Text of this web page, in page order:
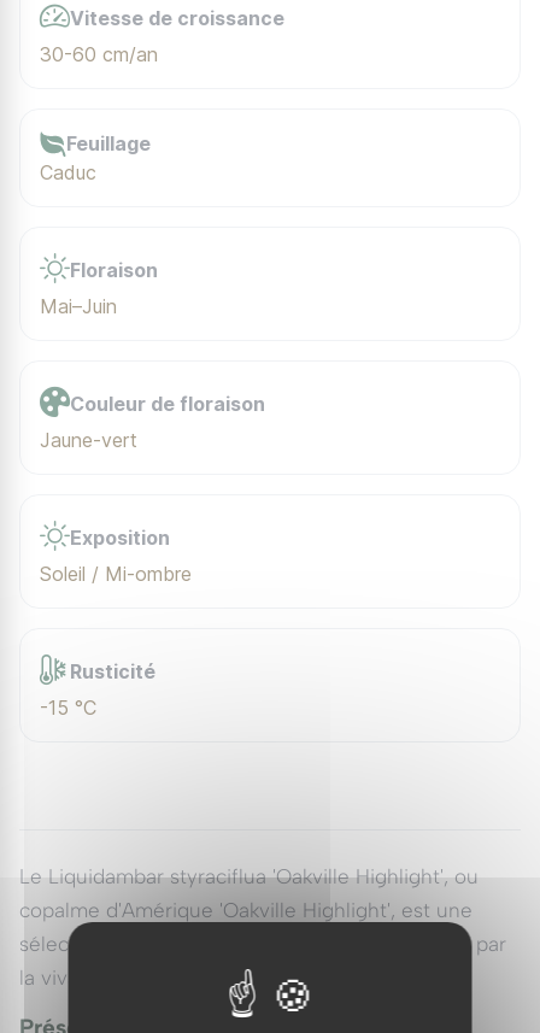
Vitesse de croissance
30-60 cm/an
Feuillage
Caduc
Floraison
Mai–Juin
Couleur de floraison
Jaune-vert
Exposition
Soleil / Mi-ombre
Rusticité
-15 °C
Le Liquidambar styraciflua 'Oakville Highlight', ou
copalme d'Amérique 'Oakville Highlight', est une
sélection au port colonnaire étroit, remarquable par
la vivacité de sa coloration d'automne.